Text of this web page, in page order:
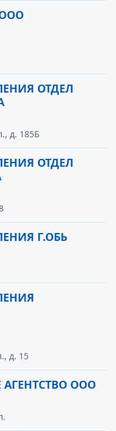
ОТДЕЛ
д. 185Б
ОТДЕЛ
Г.ОБЬ
д. 15
ООО